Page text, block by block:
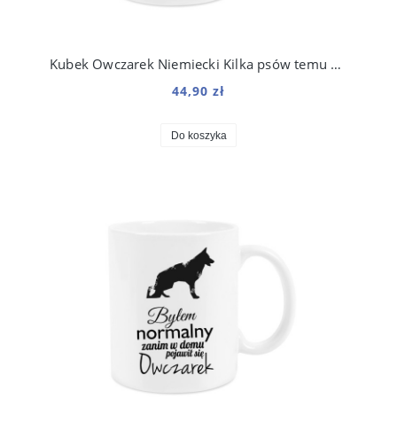
Kubek Owczarek Niemiecki Kilka psów temu 330 ml
44,90 zł
Do koszyka